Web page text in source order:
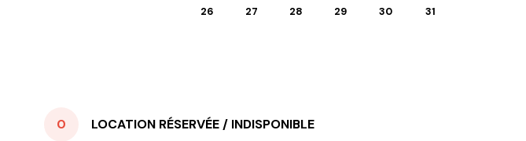
26 27 28 29 30 31
0 LOCATION RÉSERVÉE / INDISPONIBLE